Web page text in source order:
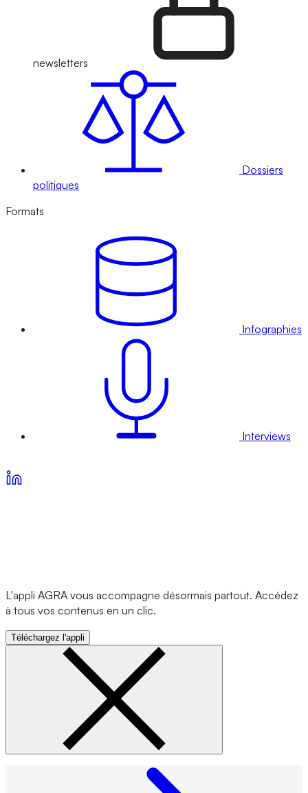
newsletters
Dossiers
politiques
Formats
Infographies
Interviews
L'appli AGRA vous accompagne désormais partout. Accédez
à tous vos contenus en un clic.
Téléchargez l'appli